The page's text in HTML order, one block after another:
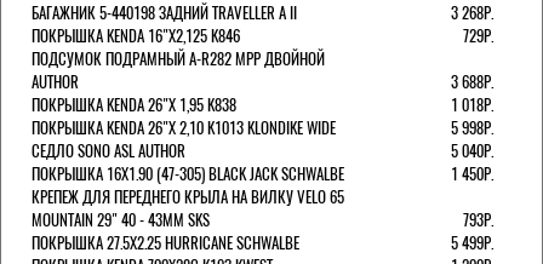
БАГАЖНИК 5-440198 ЗАДНИЙ TRAVELLER A II
3 268Р.
ПОКРЫШКА KENDA 16"Х2,125 K846
729Р.
ПОДСУМОК ПОДРАМНЫЙ A-R282 MPP ДВОЙНОЙ
AUTHOR
3 688Р.
ПОКРЫШКА KENDA 26"Х 1,95 K838
1 018Р.
ПОКРЫШКА KENDA 26"Х 2,10 K1013 KLONDIKE WIDE
5 998Р.
СЕДЛО SONO ASL AUTHOR
5 040Р.
ПОКРЫШКА 16X1.90 (47-305) BLACK JACK SCHWALBE
1 450Р.
КРЕПЕЖ ДЛЯ ПЕРЕДНЕГО КРЫЛА НА ВИЛКУ VELO 65
MOUNTAIN 29" 40 - 43ММ SKS
793Р.
ПОКРЫШКА 27.5X2.25 HURRICANE SCHWALBE
5 499Р.